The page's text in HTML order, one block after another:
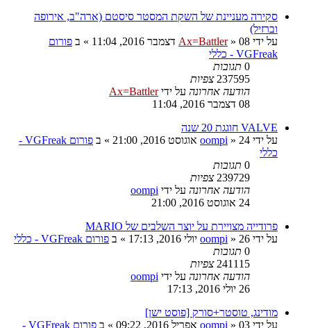
סקירה מעניינת של השקת המסטר סיסטם (ארה"ב, אירופה
וברזיל)
על ידי
Ax=Battler» 08 דצמבר 2016, 11:04 » ב פורום
VGFreak - כללי
0 תגובות
237595 צפיות
הודעה אחרונה על ידיAx=Battler
08 דצמבר 2016, 11:04
VALVE חוגגת 20 שנה
על ידי
oompi » 24 אוגוסט 2016, 21:00 » ב
פורום VGFreak -
כללי
0 תגובות
239729 צפיות
הודעה אחרונה על ידי oompi
24 אוגוסט 2016, 21:00
פרודייה מצויירת על יוצר השלבים של MARIO
על ידי
oompi » 26 יולי 2016, 17:13 » ב פורום VGFreak - כללי
0 תגובות
241115 צפיות
הודעה אחרונה על ידי oompi
26 יולי 2016, 17:13
מודינג, טוסטר+סורק [פוסט ישן]
על ידי
oompi » 03 אפריל 2016, 09:22 » ב
פורום VGFreak -